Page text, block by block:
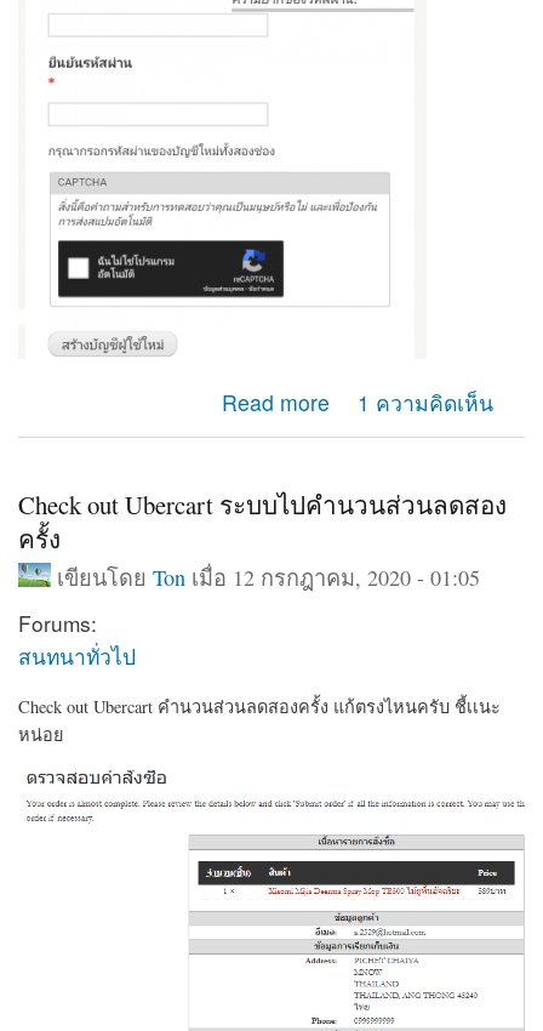
Read more
about ยากจะเเยกหน้า เข้าสู่ระบบ หน้าสร้างบัญชีผู้ไช้ใหม่
ออกจากกัน ปรับตรงใหนครับ
1 ความคิดเห็น
Check out Ubercart ระบบไปคำนวนส่วนลดสอง
ครั้ง
เขียนโดย Ton เมื่อ 12 กรกฎาคม, 2020 - 01:05
Forums:
สนทนาทั่วไป
Check out Ubercart คำนวนส่วนลดสองครั้ง แก้ตรงไหนครับ ชี้เเนะ
หน่อย